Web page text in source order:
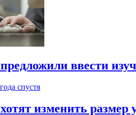
ввести
спустя
изменить размер